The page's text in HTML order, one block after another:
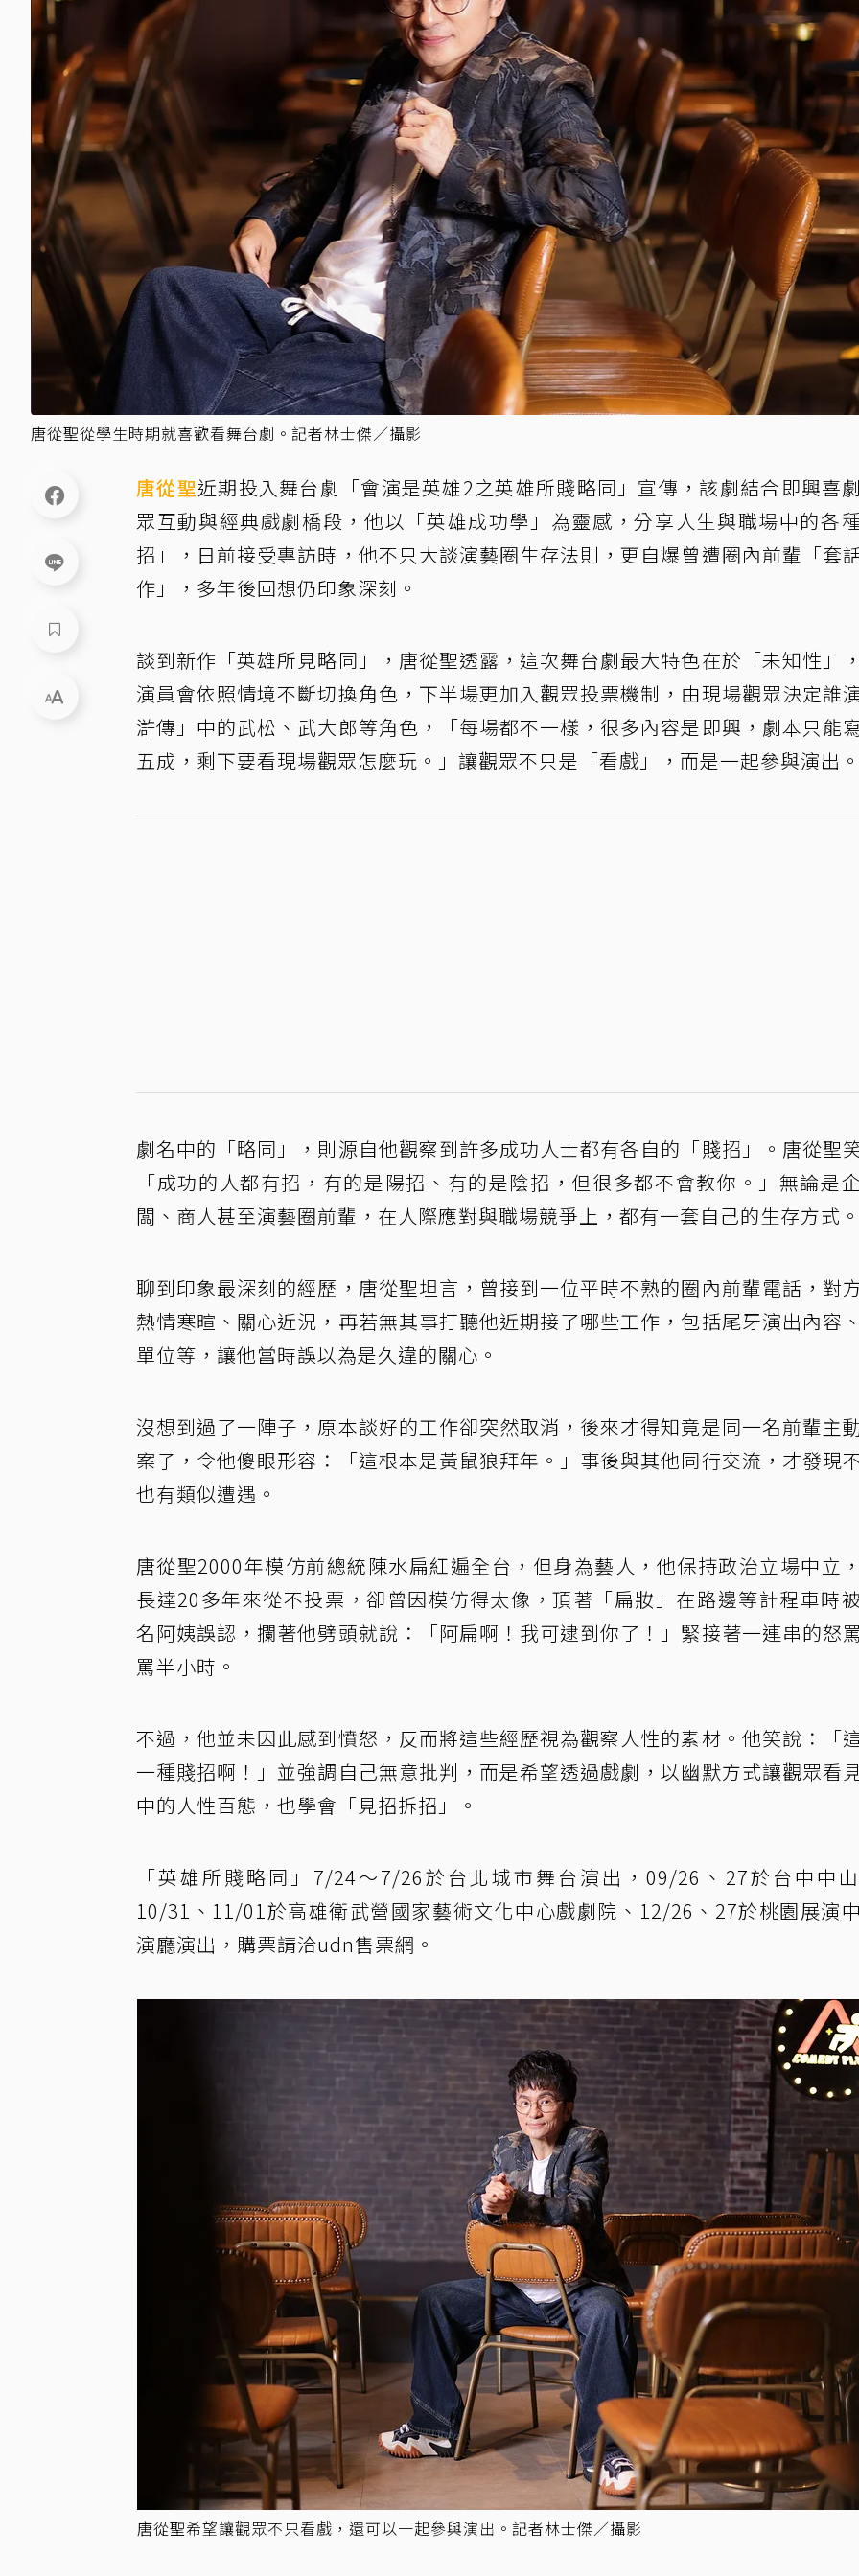
唐從聖從學生時期就喜歡看舞台劇。記者林士傑／攝影
唐從聖近期投入舞台劇「會演是英雄2之英雄所賤略同」宣傳，該劇結合即興喜
眾互動與經典戲劇橋段，他以「英雄成功學」為靈感，分享人生與職場中的各
招」，日前接受專訪時，他不只大談演藝圈生存法則，更自爆曾遭圈內前輩「套
作」，多年後回想仍印象深刻。
談到新作「英雄所見略同」，唐從聖透露，這次舞台劇最大特色在於「未知性」
演員會依照情境不斷切換角色，下半場更加入觀眾投票機制，由現場觀眾決定誰
滸傳」中的武松、武大郎等角色，「每場都不一樣，很多內容是即興，劇本只能
五成，剩下要看現場觀眾怎麼玩。」讓觀眾不只是「看戲」，而是一起參與演出。
劇名中的「略同」，則源自他觀察到許多成功人士都有各自的「賤招」。唐從聖
「成功的人都有招，有的是陽招、有的是陰招，但很多都不會教你。」無論是
闆、商人甚至演藝圈前輩，在人際應對與職場競爭上，都有一套自己的生存方式。
聊到印象最深刻的經歷，唐從聖坦言，曾接到一位平時不熟的圈內前輩電話，對
熱情寒暄、關心近況，再若無其事打聽他近期接了哪些工作，包括尾牙演出內容
單位等，讓他當時誤以為是久違的關心。
沒想到過了一陣子，原本談好的工作卻突然取消，後來才得知竟是同一名前輩主
案子，令他傻眼形容：「這根本是黃鼠狼拜年。」事後與其他同行交流，才發現
也有類似遭遇。
唐從聖2000年模仿前總統陳水扁紅遍全台，但身為藝人，他保持政治立場中立
長達20多年來從不投票，卻曾因模仿得太像，頂著「扁妝」在路邊等計程車時
名阿姨誤認，攔著他劈頭就說：「阿扁啊！我可逮到你了！」緊接著一連串的怒
罵半小時。
不過，他並未因此感到憤怒，反而將這些經歷視為觀察人性的素材。他笑說：「
一種賤招啊！」並強調自己無意批判，而是希望透過戲劇，以幽默方式讓觀眾看
中的人性百態，也學會「見招拆招」。
「英雄所賤略同」7/24～7/26於台北城市舞台演出，09/26、27於台中中山
10/31、11/01於高雄衛武營國家藝術文化中心戲劇院、12/26、27於桃園展演
演廳演出，購票請洽udn售票網。
唐從聖希望讓觀眾不只看戲，還可以一起參與演出。記者林士傑／攝影